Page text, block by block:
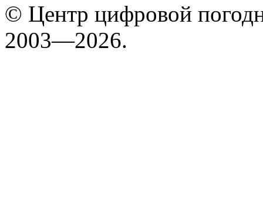
© Центр цифровой
2003—2026.